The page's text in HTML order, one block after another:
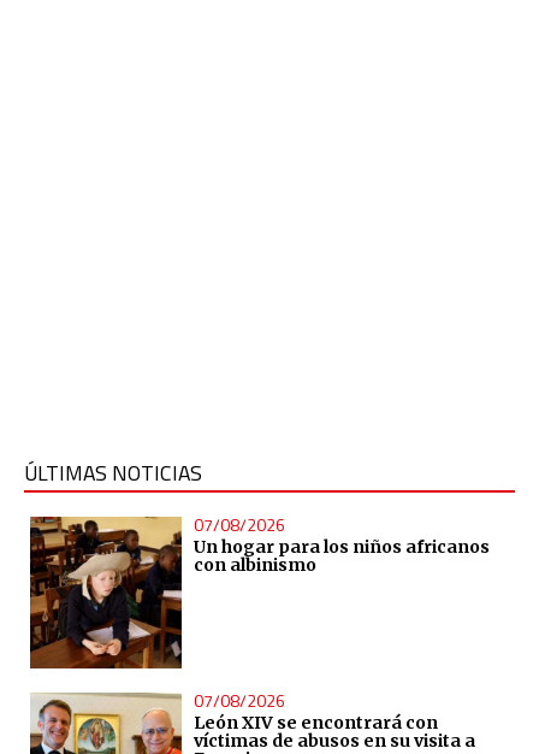
ÚLTIMAS NOTICIAS
07/08/2026
Un hogar para los niños africanos
con albinismo
07/08/2026
León XIV se encontrará con
víctimas de abusos en su visita a